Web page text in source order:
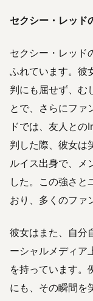
セクシー・レッド
セクシー・レッド
ふれています。彼
判にも屈せず、む
とで、さらにファ
ドでは、友人と
判した際、彼女は
ルイス出身で、メ
した。この強さと
おり、多くのファ
彼女はまた、自分
ーシャルメディア
を持っています。
にも、その瞬間を